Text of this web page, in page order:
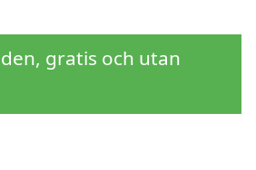
gratis och utan